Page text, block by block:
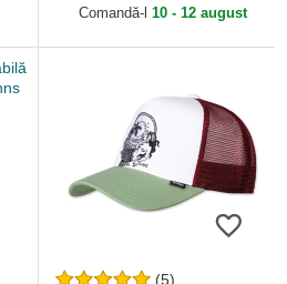
Comandă-l 10 - 12 august
(5)